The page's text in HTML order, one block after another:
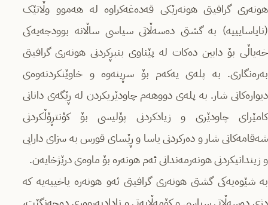
هونەری گرافیتی هونەرێکی قەدەغەکراوە لە هەموو وڵاتێک
(نایاسایییە) بە گشتی دەسەڵاتی سیاسی ساڵانە بوودجەیەکی
خەیاڵی بۆ دابین دەکات لە پێناوی بنبڕکردنی هونەری گرافیتی
بەرەنگاری. بە پلەی یەکەم بۆ سڕینەوە و خاوێنکردنەوەی
دیوارەکانی شار. بە پلەی دووهەم چاودێریکردن لە ڕێگەی دانانی
کامێرای چاودێری و زیادکردنی پۆلیسی بۆ کۆنتڕۆڵکردنی
شەقامەکانی شار و دەرکردنی یاسا و ڕێسای قورس بە سزای دارایی
و زیندانیکردنی هونەرمەندانی ئەم هونەرە بۆ ماوەی درێژخایەن.
بە شێوەیەکی گشتی هونەری گرافیتی ئەو هونەرە یاخییەیە کە